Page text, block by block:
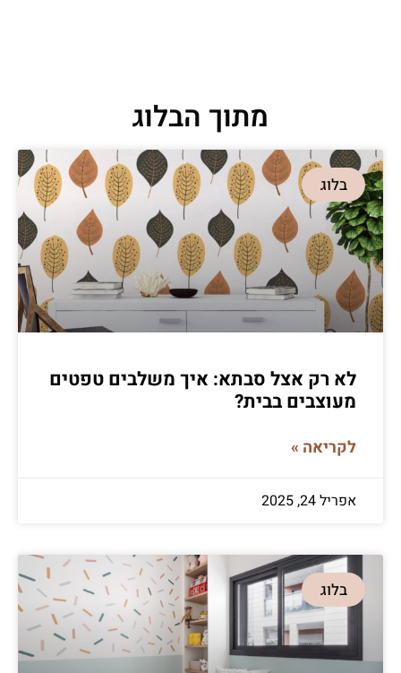
מתוך הבלוג
בלוג
לא רק אצל סבתא: איך משלבים טפטים
מעוצבים בבית?
לקריאה »
אפריל 24, 2025
בלוג